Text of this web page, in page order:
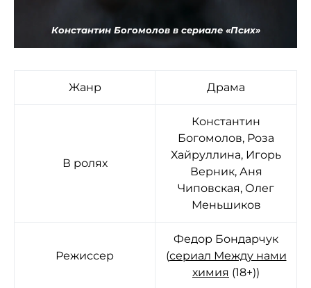
Константин Богомолов в сериале «Псих»
Жанр Драма
В ролях
Константин
Богомолов, Роза
Хайруллина, Игорь
Верник, Аня
Чиповская, Олег
Меньшиков
Режиссер
Федор Бондарчук
(сериал Между нами
химия (18+))